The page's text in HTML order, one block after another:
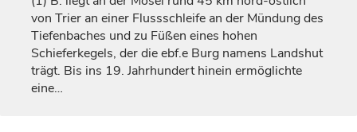
von Trier an einer Flussschleife an der Mündung des
Tiefenbaches und zu Füßen eines hohen
Schieferkegels, der die ebf.e Burg namens Landshut
trägt. Bis ins 19. Jahrhunderthinein ermöglichte
eine…